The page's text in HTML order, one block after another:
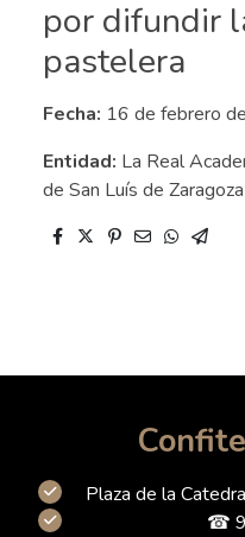
por difundir
pastelera
Fecha: 16 de febrero
Entidad: La Real
de San Luís de Zaragoza
Plaza de la
☎